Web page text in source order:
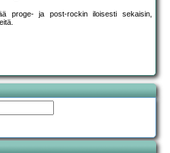
proge- ja post-rockin iloisesti sekaisin,